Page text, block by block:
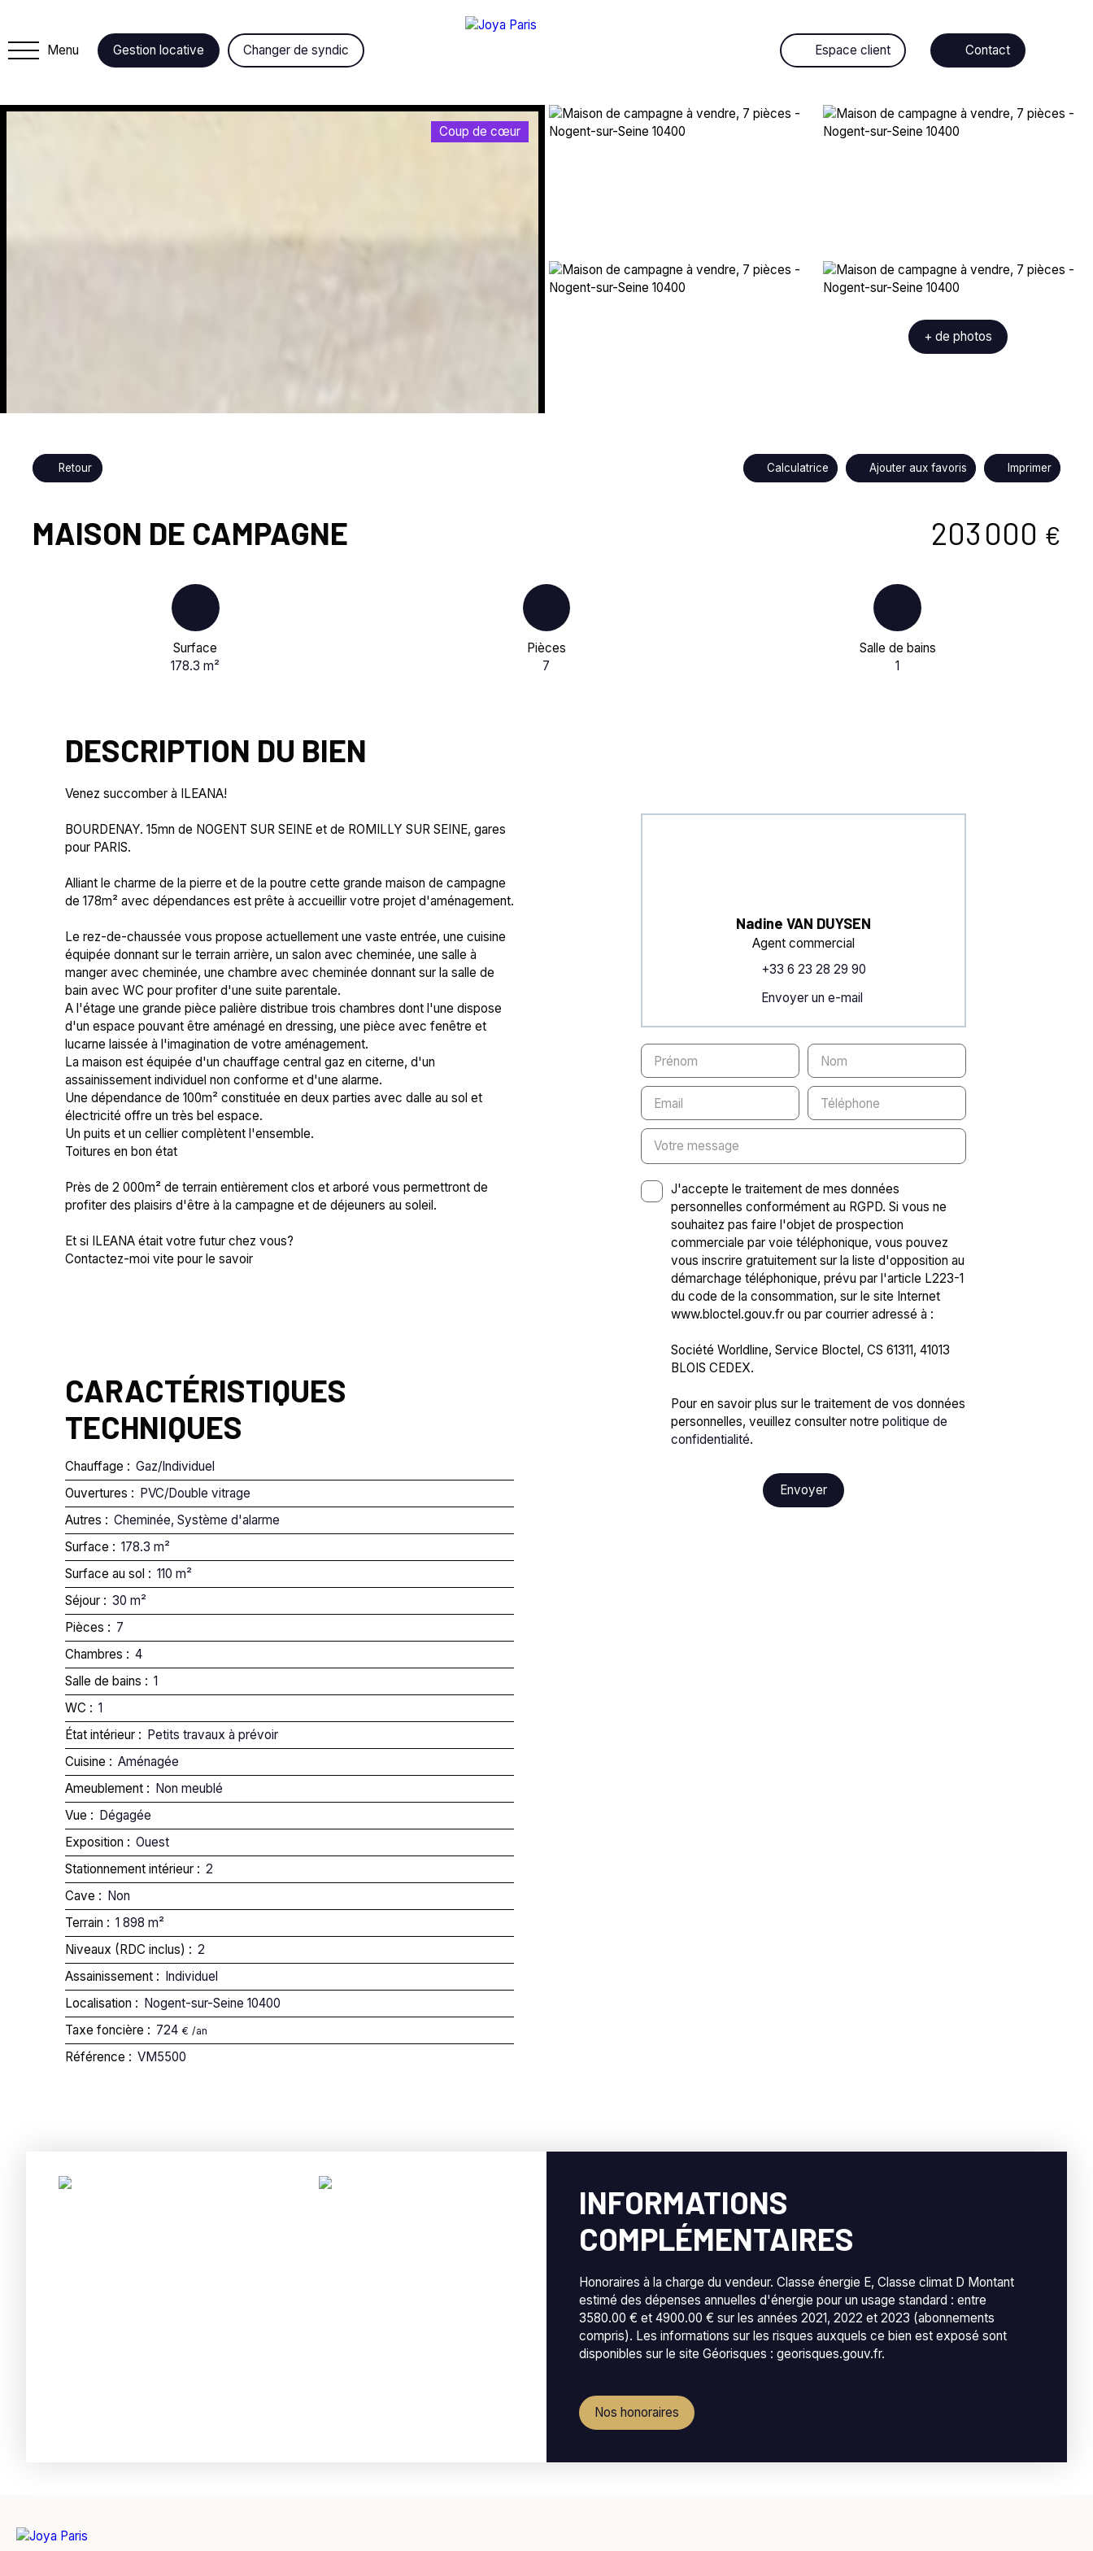
Menu Gestion locative Changer de syndic Espace client Contact
Coup de cœur
+ de photos
Retour Calculatrice Ajouter aux favoris Imprimer
MAISON DE CAMPAGNE 203 000 €
Surface
178.3m²
Pièces
7
Salle de bains
1
DESCRIPTION DU BIEN
Venez succomber à ILEANA!
BOURDENAY. 15mn de NOGENT SUR SEINE et de ROMILLY SUR SEINE, gares
pour PARIS.
Alliant le charme de la pierre et de la poutre cette grande maison de campagne
de 178m² avec dépendances est prête à accueillir votre projet d'aménagement.
Le rez-de-chaussée vous propose actuellement une vaste entrée, une cuisine
équipée donnant sur le terrain arrière, un salon avec cheminée, une salle à
manger avec cheminée, une chambre avec cheminée donnant sur la salle de
bain avec WC pour profiter d'une suite parentale.
A l'étage une grande pièce palière distribue trois chambres dont l'une dispose
d'un espace pouvant être aménagé en dressing, une pièce avec fenêtre et
lucarne laissée à l'imagination de votre aménagement.
La maison est équipée d'un chauffage central gaz en citerne, d'un
assainissement individuel non conforme et d'une alarme.
Une dépendance de 100m² constituée en deux parties avec dalle au sol et
électricité offre un très bel espace.
Un puits et un cellier complètent l'ensemble.
Toitures en bon état
Près de 2 000m² de terrain entièrement clos et arboré vous permettront de
profiter des plaisirs d'être à la campagne et de déjeuners au soleil.
Et si ILEANA était votre futur chez vous?
Contactez-moi vite pour le savoir
CARACTÉRISTIQUES
TECHNIQUES
Chauffage : Gaz/Individuel
Ouvertures : PVC/Double vitrage
Autres : Cheminée, Système d'alarme
Surface : 178.3 m²
Surface au sol : 110 m²
Séjour : 30 m²
Pièces : 7
Chambres : 4
Salle de bains : 1
WC : 1
État intérieur : Petits travaux à prévoir
Cuisine : Aménagée
Ameublement : Non meublé
Vue : Dégagée
Exposition : Ouest
Stationnement intérieur : 2
Cave : Non
Terrain : 1 898 m²
Niveaux (RDC inclus) : 2
Assainissement :
Individuel
Localisation : Nogent-sur-Seine 10400
Taxe foncière : 724 € /an
Référence : VM5500
Nadine VAN DUYSEN
Agent commercial
+33 6 23 28 29 90
Envoyer un e-mail
Prénom Nom
Email Téléphone
Votre message
J'accepte le traitement de mes données
personnelles conformément au RGPD. Si vous ne
souhaitez pas faire l'objet de prospection
commerciale par voie téléphonique, vous pouvez
vous inscrire gratuitement sur la liste d'opposition au
démarchage téléphonique, prévu par l'article L223-1
du code de la consommation, sur le site Internet
www.bloctel.gouv.fr ou par courrier adressé à :
Société Worldline, Service Bloctel, CS 61311, 41013
BLOIS CEDEX.
Pour en savoir plus sur le traitement de vos données
personnelles, veuillez consulter notre politique de
confidentialité.
Envoyer
INFORMATIONS
COMPLÉMENTAIRES
Honoraires à la charge du vendeur. Classe énergie E, Classe climat D Montant
estimé des dépenses annuelles d'énergie pour un usage standard : entre
3580.00 € et 4900.00 € sur les années 2021, 2022 et 2023 (abonnements
compris). Les informations sur les risques auxquels ce bien est exposé sont
disponibles sur le site Géorisques : georisques.gouv.fr.
Nos honoraires